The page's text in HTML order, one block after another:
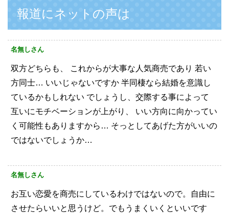
報道にネットの声は
名無しさん
双方どちらも、 これからが大事な人気商売であり 若い
方同士… いいじゃないですか 半同棲なら結婚を意識し
ているかもしれない でしょうし、交際する事によって
互いにモチベーションが上がり、
いい方向に向かってい
く可能性もありますから… そっとしてあげた方がいいの
ではないでしょうか…
名無しさん
お互い恋愛を商売にしているわけではないので。自由に
させたらいいと思うけど。でもうまくいくといいです